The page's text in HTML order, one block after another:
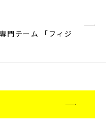
門チーム 「フィジ